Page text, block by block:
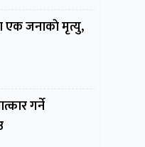
एक जनाकाे मृत्यु,
गर्ने